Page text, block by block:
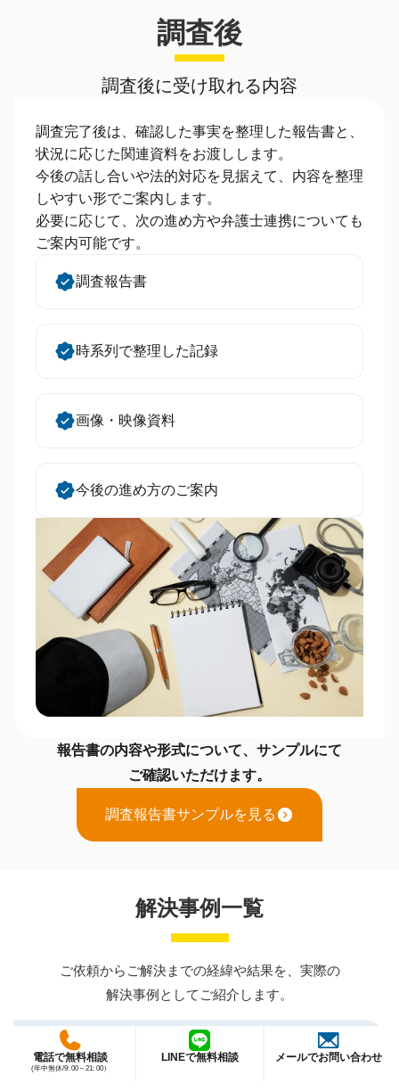
調査後
調査後に受け取れる内容
調査完了後は、確認した事実を整理した報告書と、
状況に応じた関連資料をお渡しします。
今後の話し合いや法的対応を見据えて、内容を整理
しやすい形でご案内します。
必要に応じて、次の進め方や弁護士連携についても
ご案内可能です。
調査報告書
時系列で整理した記録
画像・映像資料
今後の進め方のご案内
報告書の内容や形式について、サンプルにて
ご確認いただけます。
調査報告書サンプルを見る
解決事例一覧
ご依頼からご解決までの経緯や結果を、実際の
解決事例としてご紹介します。
【完全成功報酬で解決】横浜で元交際相手と遠方旅
電話で無料相談
(年中無休/9: 00～21: 00）
LINEで無料相談 メールでお問い合わせ